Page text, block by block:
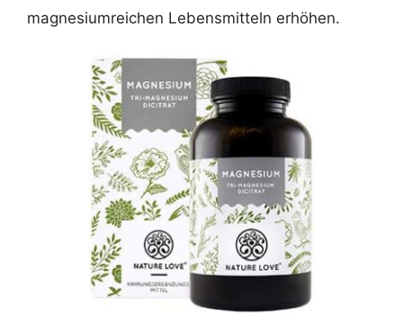
magnesiumreichen Lebensmitteln erhöhen.